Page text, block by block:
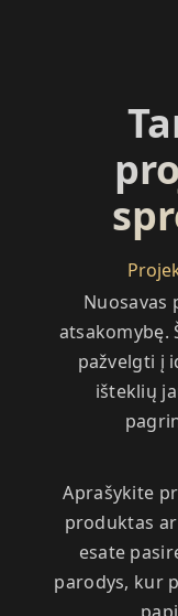
Nuosavas
atsakomybę.
pažvelgti į
išteklių
Aprašykite
produktas
esate
parodys, kur